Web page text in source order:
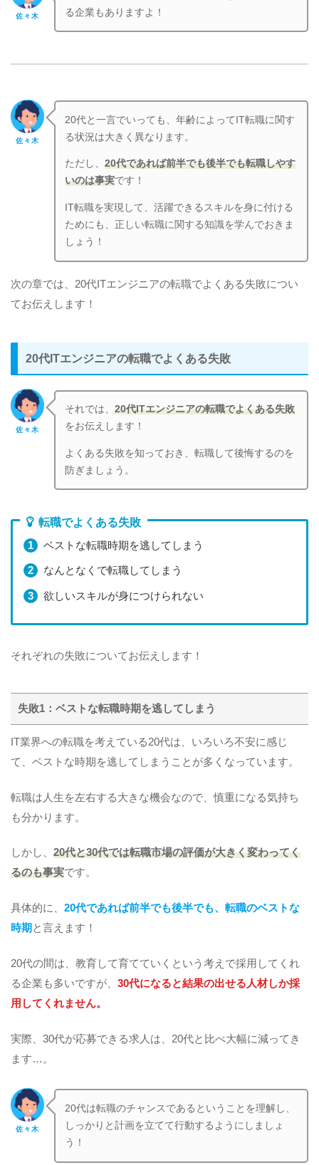
佐々木
る企業もありますよ！
佐々木
20代と一言でいっても、年齢によってIT転職に関す
る状況は大きく異なります。
ただし、20代であれば前半でも後半でも転職しやす
いのは事実です！
IT転職を実現して、活躍できるスキルを身に付ける
ためにも、正しい転職に関する知識を学んでおきま
しょう！
次の章では、20代ITエンジニアの転職でよくある失敗につい
てお伝えします！
20代ITエンジニアの転職でよくある失敗
佐々木
それでは、20代ITエンジニアの転職でよくある失敗
をお伝えします！
よくある失敗を知っておき、転職して後悔するのを
防ぎましょう。
転職でよくある失敗
ベストな転職時期を逃してしまう
なんとなくで転職してしまう
欲しいスキルが身につけられない
それぞれの失敗についてお伝えします！
失敗1：ベストな転職時期を逃してしまう
IT業界への転職を考えている20代は、いろいろ不安に感じ
て、ベストな時期を逃してしまうことが多くなっています。
転職は人生を左右する大きな機会なので、慎重になる気持ち
も分かります。
しかし、 20代と30代では転職市場の評価が大きく変わってく
るのも事実です。
具体的に、 20代であれば前半でも後半でも、転職のベストな
時期 と言えます！
20代の間は、教育して育てていくという考えで採用してくれ
る企業も多いですが、 30代になると結果の出せる人材しか採
用してくれません。
実際、30代が応募できる求人は、20代と比べ大幅に減ってき
ます…。
佐々木
20代は転職のチャンスであるということを理解し、
しっかりと計画を立てて行動するようにしましょ
う！